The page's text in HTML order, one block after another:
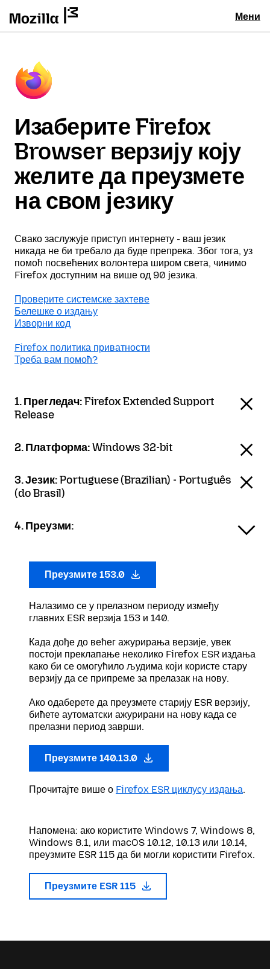
Мени
Изаберите Firefox
Browser верзију коју
желите да преузмете
на свом језику
Свако заслужује приступ интернету - ваш језик
никада не би требало да буде препрека. Због тога, уз
помоћ посвећених волонтера широм света, чинимо
Firefox доступним на више од 90 језика.
Проверите системске захтеве
Белешке о издању
Изворни код
Firefox политика приватности
Треба вам помоћ?
1. Прегледач:Firefox Extended Support
Release
2. Платформа:Windows 32-bit
3. Језик:Portuguese (Brazilian) - Português
(do Brasil)
4. Преузми:
Преузмите 153.0
Налазимо се у прелазном периоду између
главних ESR верзија 153 и 140.
Када дође до већег ажурирања верзије, увек
постоји преклапање неколико Firefox ESR издања
како би се омогућило људима који користе стару
верзију да се припреме за прелазак на нову.
Ако одаберете да преузмете старију ESR верзију,
бићете аутоматски ажурирани на нову када се
прелазни период заврши.
Преузмите 140.13.0
Прочитајте више о Firefox ESR циклусу издања.
Напомена: ако користите Windows 7, Windows 8,
Windows 8.1, или macOS 10.12, 10.13 или 10.14,
преузмите ESR 115 да би могли користити Firefox.
Преузмите ESR 115